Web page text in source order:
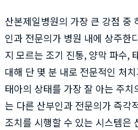
산본제일병원의 가장 큰 강점 중
인과 전문의가 병원 내에 상주한
지 모르는 조기 진통, 양막 파수,
대해 단 몇 분 내로 전문적인 처
태아의 상태를 가장 잘 아는 주
는 다른 산부인과 전문의가 즉각
조치를 시행할 수 있는 시스템은